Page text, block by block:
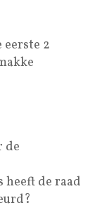
2
de
heeft de raad